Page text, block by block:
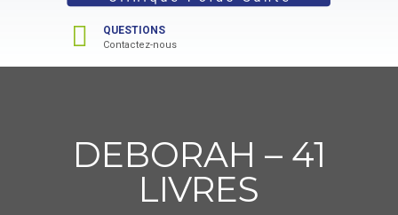
QUESTIONS
Contactez-nous
DEBORAH – 41
LIVRES